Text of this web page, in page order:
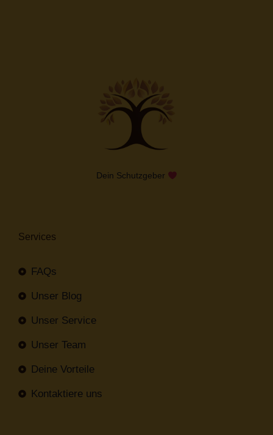
Dein Schutzgeber
Services
FAQs
Unser Blog
Unser Service
Unser Team
Deine Vorteile
Kontaktiere uns